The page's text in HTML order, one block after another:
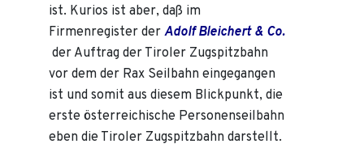
ist. Kurios ist aber, daß im
Firmenregister der Adolf Bleichert & Co.
der Auftrag der Tiroler Zugspitzbahn
vor dem der Rax Seilbahn eingegangen
ist und somit aus diesem Blickpunkt, die
erste österreichische Personenseilbahn
eben die Tiroler Zugspitzbahn darstellt.